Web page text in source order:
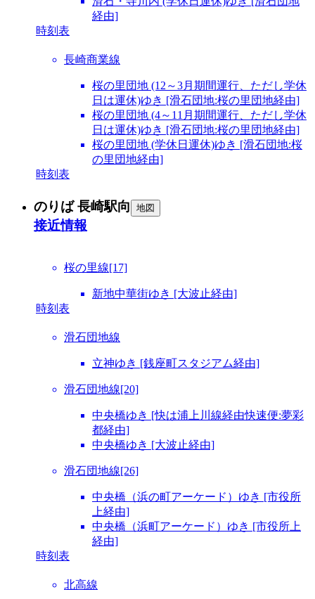
経由]
時刻表
長崎商業線
桜の里団地 (12～3月期間運行、ただし学休
日は運休)ゆき [滑石団地:桜の里団地経由]
桜の里団地 (4～11月期間運行、ただし学休
日は運休)ゆき [滑石団地:桜の里団地経由]
桜の里団地 (学休日運休)ゆき [滑石団地:桜
の里団地経由]
時刻表
のりば 長崎駅向 地図
接近情報
桜の里線[17]
新地中華街ゆき [大波止経由]
時刻表
滑石団地線
立神ゆき [銭座町スタジアム経由]
滑石団地線[20]
中央橋ゆき [快は浦上川線経由快速便:夢彩
都経由]
中央橋ゆき [大波止経由]
滑石団地線[26]
中央橋（浜の町アーケード）ゆき [市役所
上経由]
中央橋（浜町アーケード）ゆき [市役所上
経由]
時刻表
北高線